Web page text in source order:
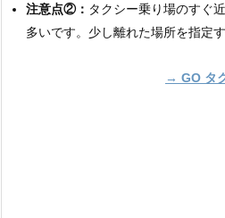
注意点②： タクシー乗り場のすぐ
多いです。少し離れた場所を指定
→ GO タ